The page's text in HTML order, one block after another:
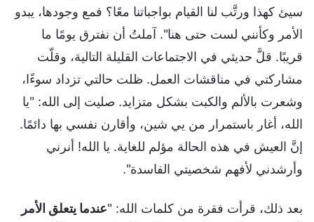
سيئ كهذا ورتَّب لنا القيام بواجباتنا معًا؟ فمع وجودها، يبدو
الأمر وكأنني لست حتى هنا". آملتُ أن نفترق يومًا ما
قريبًا. قلَّ حديثي في الاجتماعات القليلة التالية، وقلّت
مشاركتي في مناقشات العمل. ظلت حالتي تزداد سوءًا،
وشعرت بالألم والكبت بشكل متزايد. صليت إلى الله: "يا
الله، أغار باستمرار من يي شين، وأقارن نفسي بها دائمًا.
إنَّ العيش في هذه الحالة مؤلم للغاية. يا الله! أنرني
وأرشدني لأفهم شخصيتي الفاسدة".
بعد ذلك، قرأت فقرة من كلمات الله: "عندما يتعلق الأمر